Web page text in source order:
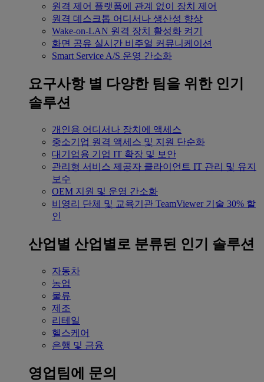
원격 제어 플랫폼에 관계 없이 장치 제어
원격 데스크톱 어디서나 생산성 향상
Wake-on-LAN 원격 장치 활성화 켜기
화면 공유 실시간 비주얼 커뮤니케이션
Smart Service A/S 운영 간소화
요구사항 별 다양한 팀을 위한 인기
솔루션
개인용 어디서나 장치에 액세스
중소기업 원격 액세스 및 지원 단순화
대기업용 기업 IT 확장 및 보안
관리형 서비스 제공자 클라이언트 IT 관리 및 유지
보수
OEM 지원 및 운영 간소화
비영리 단체 및 교육기관 TeamViewer 기술 30% 할
인
산업별 산업별로 분류된 인기 솔루션
자동차
농업
물류
제조
리테일
헬스케어
은행 및 금융
영업팀에 문의